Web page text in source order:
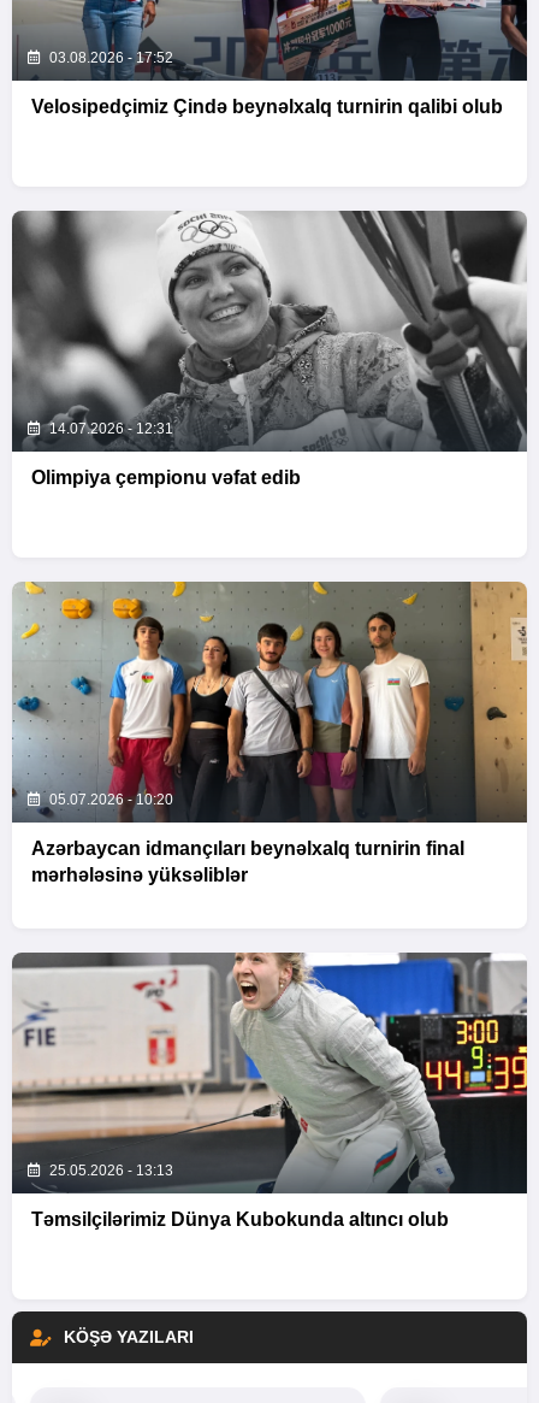
03.08.2026 - 17:52
Velosipedçimiz Çində beynəlxalq turnirin qalibi olub
14.07.2026 - 12:31
Olimpiya çempionu vəfat edib
05.07.2026 - 10:20
Azərbaycan idmançıları beynəlxalq turnirin final
mərhələsinə yüksəliblər
25.05.2026 - 13:13
Təmsilçilərimiz Dünya Kubokunda altıncı olub
KÖŞƏ YAZILARI